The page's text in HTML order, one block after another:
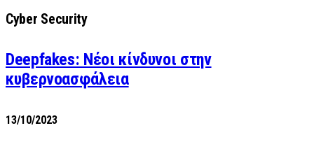
Cyber Security
Deepfakes: Νέοι κίνδυνοι στην
κυβερνοασφάλεια
13/10/2023